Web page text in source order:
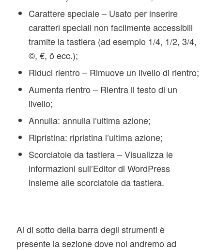
Carattere speciale – Usato per inserire
caratteri speciali non facilmente accessibili
tramite la tastiera (ad esempio 1/4, 1/2, 3/4,
©, €, ö ecc.);
Riduci rientro – Rimuove un livello di rientro;
Aumenta rientro – Rientra il testo di un
livello;
Annulla: annulla l’ultima azione;
Ripristina: ripristina l’ultima azione;
Scorciatoie da tastiera – Visualizza le
informazioni sull’Editor di WordPress
insieme alle scorciatoie da tastiera.
Al di sotto della barra degli strumenti è
presente la sezione dove noi andremo ad